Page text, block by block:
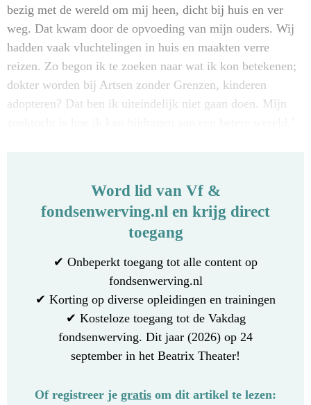
bezig met de wereld om mij heen, dicht bij huis en ver
weg. Dat kwam door de opvoeding van mijn ouders. Wij
hadden vaak vluchtelingen in huis en maakten verre
reizen. Zo begon ik te zoeken naar wat ik kon betekenen;
dokter worden bij Artsen zonder Grenzen, kinderen
adopteren? Dat ben ik uiteindelijk niet gaan doen. Mijn
Word lid van Vf &
fondsenwerving.nl en krijg direct
toegang
✔ Onbeperkt toegang tot alle content op
fondsenwerving.nl
✔ Korting op diverse opleidingen en trainingen
✔ Kosteloze toegang tot de Vakdag
fondsenwerving. Dit jaar (2026) op 24
september in het Beatrix Theater!
Of registreer je gratis om dit artikel te lezen: